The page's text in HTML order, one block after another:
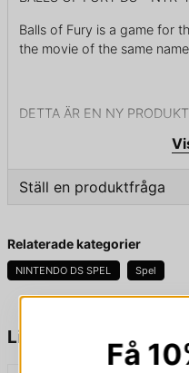
Liknande produkter
Balls of Fury is a game for
the movie of the same
DETTA ÄR EN NY PRODUKT
Ställ en produktfråga
Fråga oss något om
Relaterade kategorier
NINTENDO DS SPEL Spel
Få